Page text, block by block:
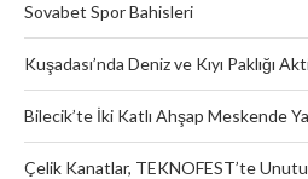
Sovabet Spor Bahisleri
Kuşadası’nda Deniz ve Kıyı Paklığı
Bilecik’te İki Katlı Ahşap Meskende
Çelik Kanatlar, TEKNOFEST’te